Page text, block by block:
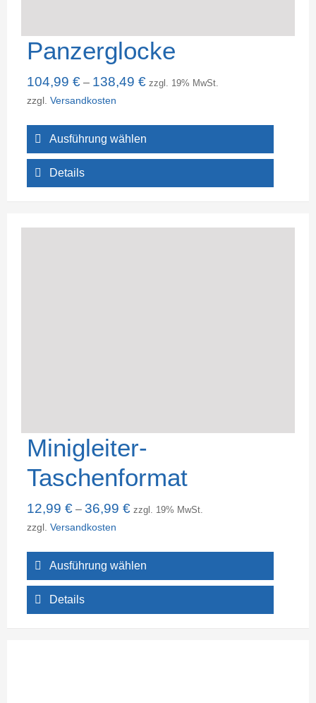
Panzerglocke
104,99 €– 138,49 € zzgl. 19% MwSt.
zzgl. Versandkosten
Ausführung wählen
Details
Minigleiter-
Taschenformat
12,99 €– 36,99 € zzgl. 19% MwSt.
zzgl. Versandkosten
Ausführung wählen
Details